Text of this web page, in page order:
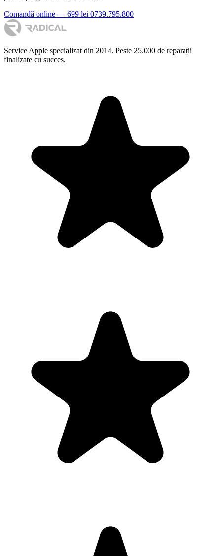
Comandă online — 699 lei 0739.795.800
Service Apple specializat din 2014. Peste 25.000 de reparații
finalizate cu succes.